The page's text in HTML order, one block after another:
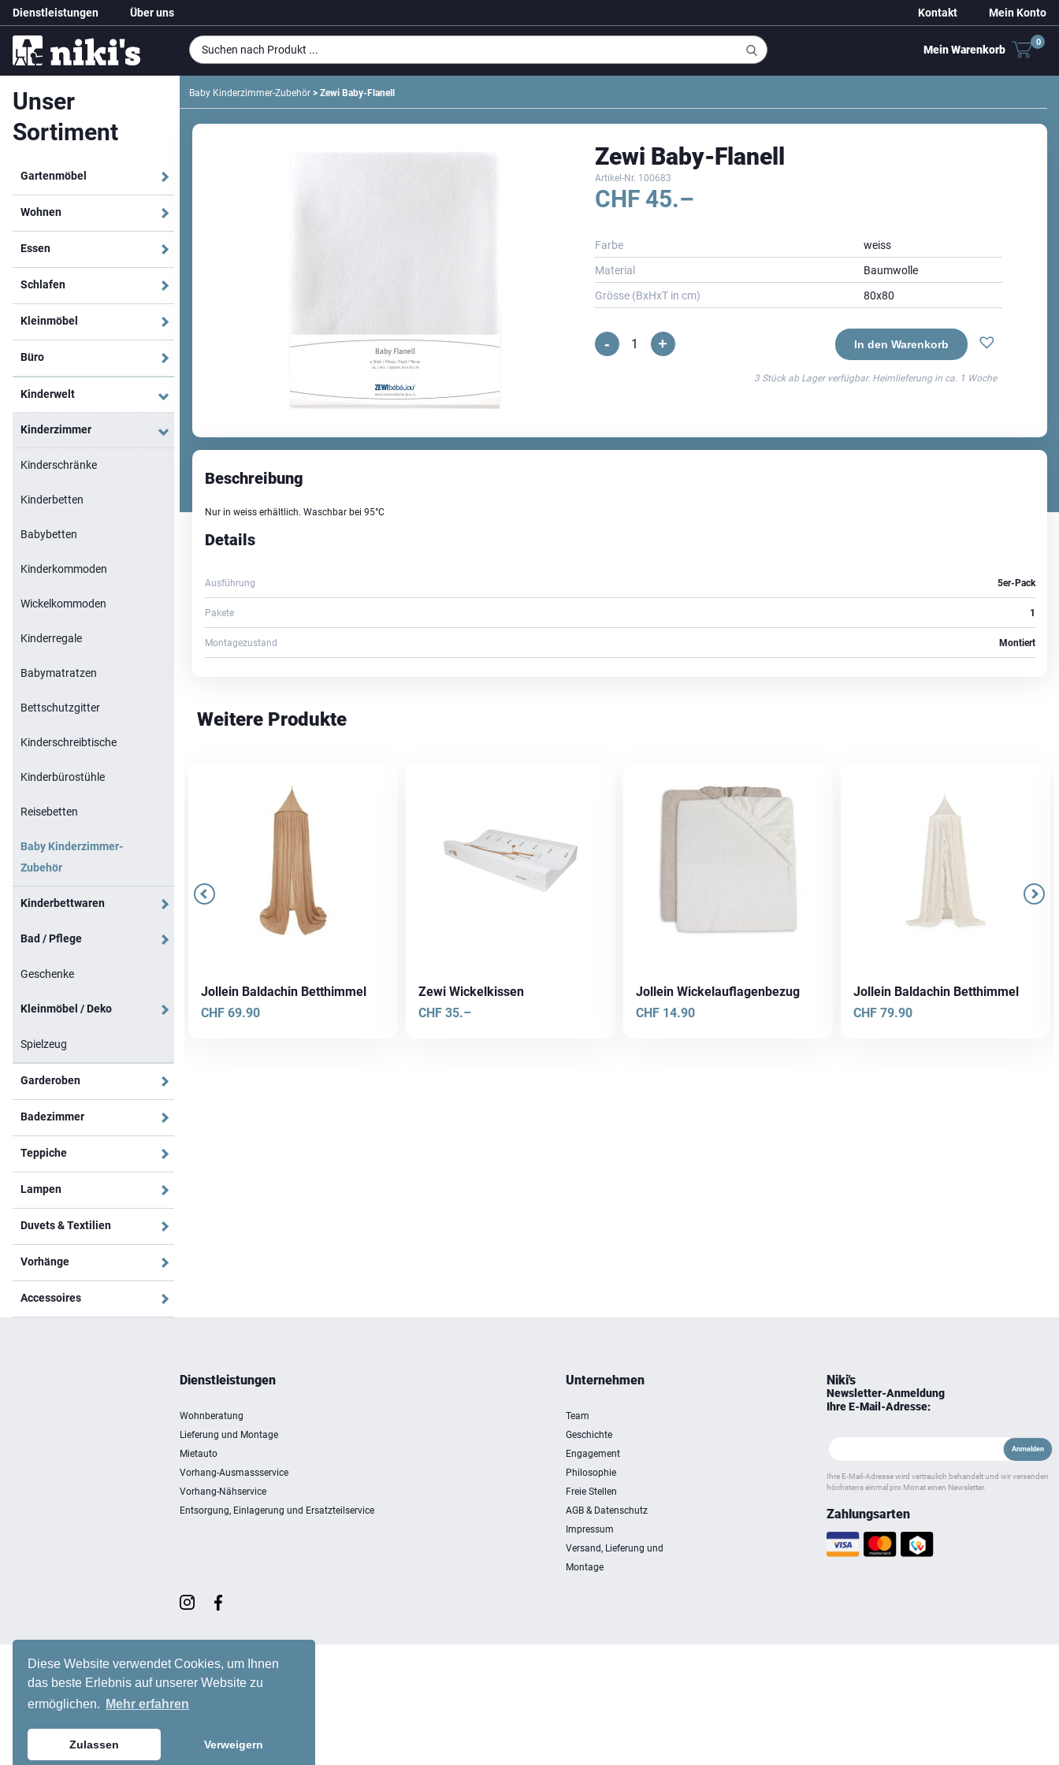
Diese Website verwendet Cookies, um Ihnen
das beste Erlebnis auf unserer Website zu
ermöglichen.
Mehr erfahren
Zulassen Verweigern
Dienstleistungen Über uns Kontakt Mein Konto
Mein Warenkorb
0
Unser
Sortiment
Gartenmöbel
Wohnen
Essen
Schlafen
Kleinmöbel
Büro
Kinderwelt
Kinderzimmer
Kinderschränke
Kinderbetten
Babybetten
Kinderkommoden
Wickelkommoden
Kinderregale
Babymatratzen
Bettschutzgitter
Kinderschreibtische
Kinderbürostühle
Reisebetten
Baby Kinderzimmer-
Zubehör
Kinderbettwaren
Bad / Pflege
Geschenke
Kleinmöbel / Deko
Spielzeug
Garderoben
Badezimmer
Teppiche
Lampen
Duvets & Textilien
Vorhänge
Accessoires
Baby Kinderzimmer-Zubehör > Zewi Baby-Flanell
Zewi Baby-Flanell
Artikel-Nr. 100683
CHF45.–
Farbe
weiss
Material
Baumwolle
Grösse (BxHxT in cm)
80x80
-
Zewi
+ In den Warenkorb
3 Stück ab Lager verfügbar. Heimlieferung in ca. 1 Woche
Beschreibung
Nur in weiss erhältlich. Waschbar bei 95°C
Details
Ausführung 5er-Pack
Pakete 1
Montagezustand Montiert
Weitere Produkte
39.90
Jollein Baldachin Betthimmel
CHF 69.90
Zewi Wickelkissen
CHF 35.–
Jollein Wickelauflagenbezug
CHF 14.90
Jollein Baldachin Betthimmel
CHF 79.90
Dienstleistungen
Wohnberatung
Lieferung und Montage
Mietauto
Vorhang-Ausmassservice
Vorhang-Nähservice
Entsorgung, Einlagerung und Ersatzteilservice
Unternehmen
Team
Geschichte
Engagement
Philosophie
Freie Stellen
AGB & Datenschutz
Impressum
Versand, Lieferung und
Montage
Niki's
Newsletter-Anmeldung
Ihre E-Mail-Adresse:
Ihre E-Mail-Adresse wird vertraulich behandelt und wir versenden
höchstens einmal pro Monat einen Newsletter.
Zahlungsarten